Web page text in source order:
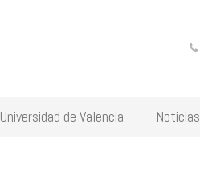
Universidad de Valencia Noticias